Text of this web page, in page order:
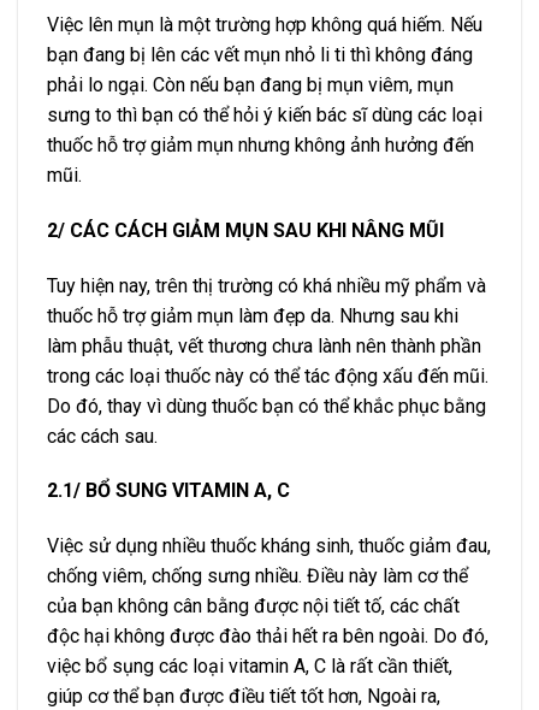
Việc lên mụn là một trường hợp không quá hiếm. Nếu
bạn đang bị lên các vết mụn nhỏ li ti thì không đáng
phải lo ngại. Còn nếu bạn đang bị mụn viêm, mụn
sưng to thì bạn có thể hỏi ý kiến bác sĩ dùng các loại
thuốc hỗ trợ giảm mụn nhưng không ảnh hưởng đến
mũi.
2/ CÁC CÁCH GIẢM MỤN SAU KHI NÂNG MŨI
Tuy hiện nay, trên thị trường có khá nhiều mỹ phẩm và
thuốc hỗ trợ giảm mụn làm đẹp da. Nhưng sau khi
làm phẫu thuật, vết thương chưa lành nên thành phần
trong các loại thuốc này có thể tác động xấu đến mũi.
Do đó, thay vì dùng thuốc bạn có thể khắc phục bằng
các cách sau.
2.1/ BỔ SUNG VITAMIN A, C
Việc sử dụng nhiều thuốc kháng sinh, thuốc giảm đau,
chống viêm, chống sưng nhiều. Điều này làm cơ thể
của bạn không cân bằng được nội tiết tố, các chất
độc hại không được đào thải hết ra bên ngoài. Do đó,
việc bổ sụng các loại vitamin A, C là rất cần thiết,
giúp cơ thể bạn được điều tiết tốt hơn, Ngoài ra,